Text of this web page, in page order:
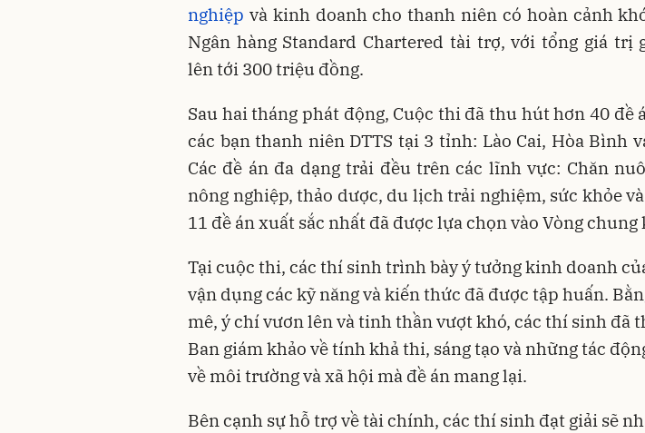
nghiệp và kinh doanh cho thanh niên có hoàn cảnh
Ngân hàng Standard Chartered tài trợ, với tổng giá trị
lên tới 300 triệu đồng.
Sau hai tháng phát động, Cuộc thi đã thu hút hơn 40 đề
các bạn thanh niên DTTS tại 3 tỉnh: Lào Cai, Hòa Bình
Các đề án đa dạng trải đều trên các lĩnh vực: Chăn
nông nghiệp, thảo dược, du lịch trải nghiệm, sức khỏe
11 đề án xuất sắc nhất đã được lựa chọn vào Vòng chung
Tại cuộc thi, các thí sinh trình bày ý tưởng kinh doanh
vận dụng các kỹ năng và kiến thức đã được tập huấn.
mê, ý chí vươn lên và tinh thần vượt khó, các thí sinh đã
Ban giám khảo về tính khả thi, sáng tạo và những tác
về môi trường và xã hội mà đề án mang lại.
Bên cạnh sự hỗ trợ về tài chính, các thí sinh đạt giải sẽ